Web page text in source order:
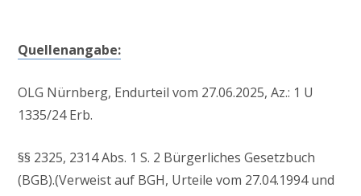
Quellenangabe:
OLG Nürnberg, Endurteil vom 27.06.2025, Az.: 1 U
1335/24 Erb.
§§ 2325, 2314 Abs. 1 S. 2 Bürgerliches Gesetzbuch
(BGB).(Verweist auf BGH, Urteile vom 27.04.1994 und